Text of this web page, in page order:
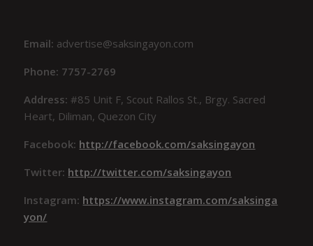
Email: advertise@saksingayon.com
Phone: 7757-2769
Address:#85 Unit F, Scout Rallos St., Brgy. Sacred
Heart, Diliman, Quezon City
Facebook: http://facebook.com/saksingayon
Twitter: http://twitter.com/saksingayon
Instagram: https://www.instagram.com/saksinga
yon/